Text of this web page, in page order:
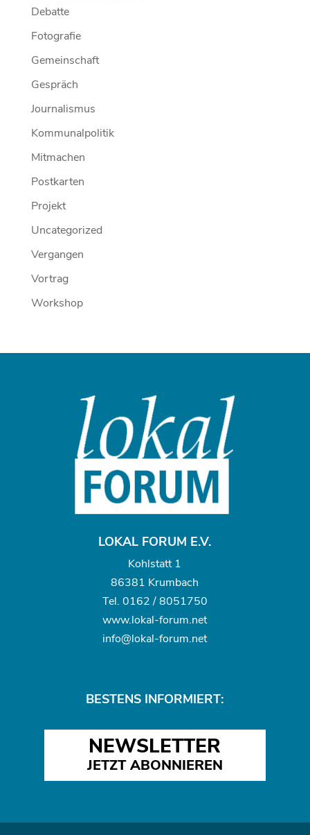
Debatte
Fotografie
Gemeinschaft
Gespräch
Journalismus
Kommunalpolitik
Mitmachen
Postkarten
Projekt
Uncategorized
Vergangen
Vortrag
Workshop
LOKAL FORUM E.V.
Kohlstatt 1
86381 Krumbach
Tel. 0162 / 8051750
www.lokal-forum.net
info@lokal-forum.net
BESTENS INFORMIERT:
NEWSLETTER
JETZT ABONNIEREN